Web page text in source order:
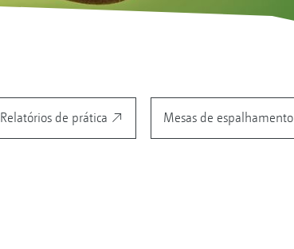
Relatórios de prática Mesas de espalhamento